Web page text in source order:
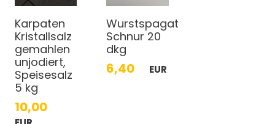
Karpaten
Kristallsalz
gemahlen
unjodiert,
Speisesalz
5 kg
10,00
Wurstspagat
Schnur 20
dkg
6,40 EUR